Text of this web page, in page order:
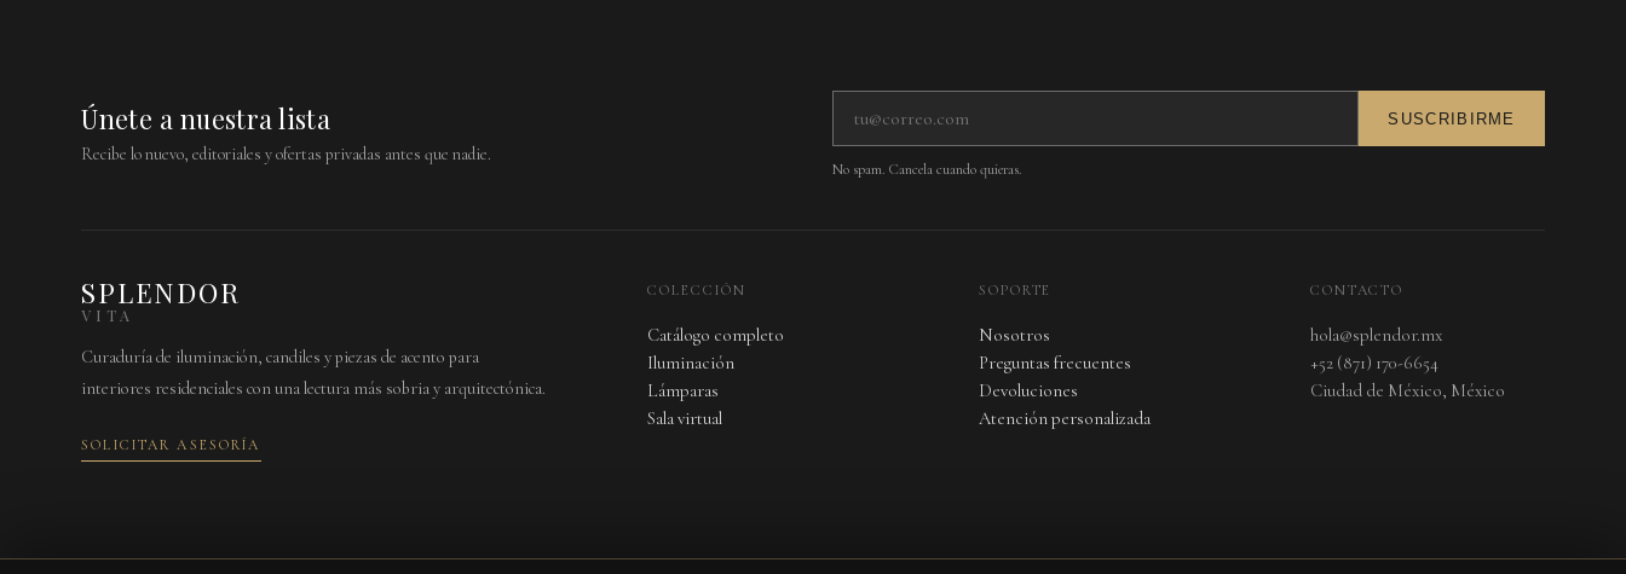
Únete a nuestra lista
Recibe lo nuevo, editoriales y ofertas privadas antes que nadie.
SUSCRIBIRME
No spam. Cancela cuando quieras.
SPLENDOR
VITA
Curaduría de iluminación, candiles y piezas de acento para
interiores residenciales con una lectura más sobria y arquitectónica.
SOLICITAR ASESORÍA
COLECCIÓN
Catálogo completo
Iluminación
Lámparas
Sala virtual
SOPORTE
Nosotros
Preguntas frecuentes
Devoluciones
Atención personalizada
CONTACTO
hola@splendor.mx
+52 (871) 170-6654
Ciudad de México, México